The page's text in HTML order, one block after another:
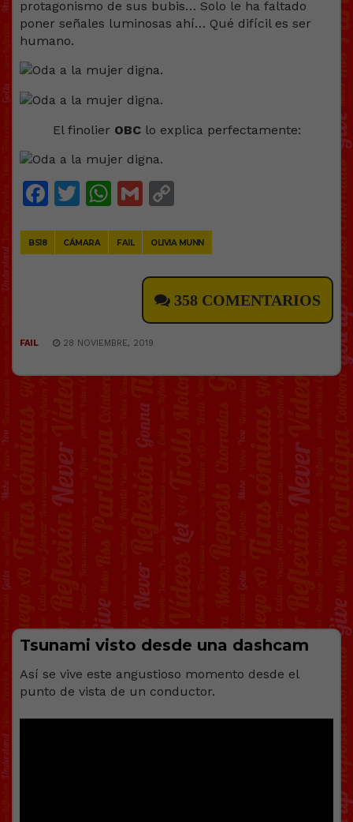
protagonismo de sus bubis… Solo le ha faltado
poner señales luminosas ahí… Qué difícil es ser
humano.
El finolier OBClo explica perfectamente:
Facebook
Twitter
WhatsApp
Gmail
BS18 CÁMARA FAIL OLIVIA MUNN
358 COMENTARIOS
FAIL 28 NOVIEMBRE, 2019
Tsunami visto desde una dashcam
Así se vive este angustioso momento desde el
punto de vista de un conductor.